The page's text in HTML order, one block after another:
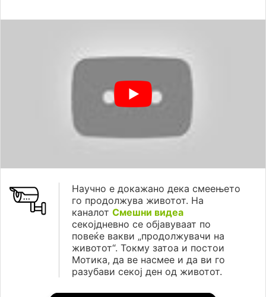
Научно е докажано дека смеењето
го продолжува животот. На
каналот Смешни видеа
секојдневно се објавуваат по
повеќе вакви „продолжувачи на
животот“. Токму затоа и постои
Мотика, да ве насмее и да ви го
разубави секој ден од животот.